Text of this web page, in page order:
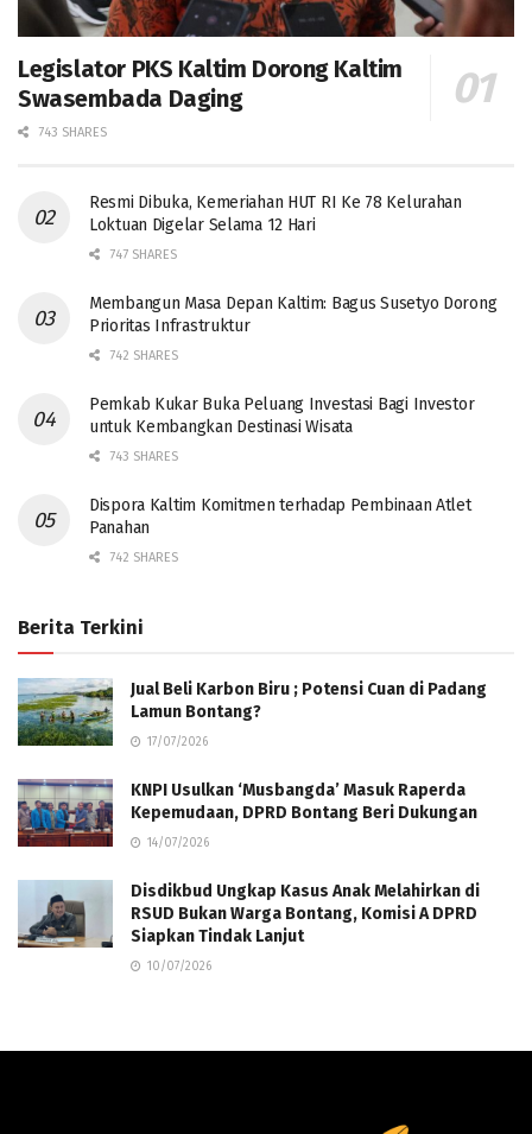
Legislator PKS Kaltim Dorong Kaltim
Swasembada Daging
743 SHARES
Resmi Dibuka, Kemeriahan HUT RI Ke 78 Kelurahan
Loktuan Digelar Selama 12 Hari
747 SHARES
Membangun Masa Depan Kaltim: Bagus Susetyo Dorong
Prioritas Infrastruktur
742 SHARES
Pemkab Kukar Buka Peluang Investasi Bagi Investor
untuk Kembangkan Destinasi Wisata
743 SHARES
Dispora Kaltim Komitmen terhadap Pembinaan Atlet
Panahan
742 SHARES
Berita Terkini
Jual Beli Karbon Biru ; Potensi Cuan di Padang
Lamun Bontang?
17/07/2026
KNPI Usulkan ‘Musbangda’ Masuk Raperda
Kepemudaan, DPRD Bontang Beri Dukungan
14/07/2026
Disdikbud Ungkap Kasus Anak Melahirkan di
RSUD Bukan Warga Bontang, Komisi A DPRD
Siapkan Tindak Lanjut
10/07/2026